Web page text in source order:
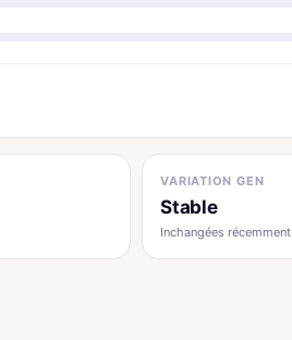
VARIATION GEN
Stable
Inchangées récemment